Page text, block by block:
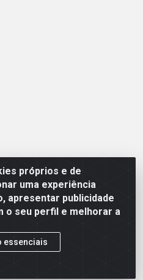
próprios e de
uma experiência
apresentar publicidade
o seu perfil e melhorar a
essenciais
Qi 21 Lt 23 A 41, SN -
DF - CEP 72265-210 -
0001-09